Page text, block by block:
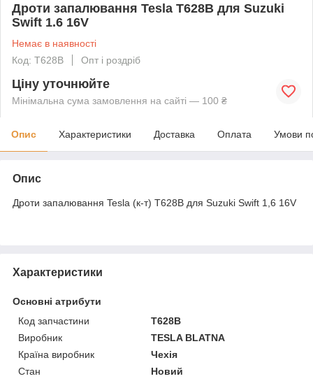
Дроти запалювання Tesla T628B для Suzuki
Swift 1.6 16V
Немає в наявності
Код: T628B
Опт і роздріб
Ціну уточнюйте
Мінімальна сума замовлення на сайті — 100 ₴
Опис Характеристики Доставка Оплата Умови
Опис
Дроти запалювання Tesla (к-т) T628B для Suzuki Swift 1,6 16V
Характеристики
Основні атрибути
Код запчастини
T628B
Виробник
TESLA BLATNA
Країна виробник
Чехія
Стан
Новий